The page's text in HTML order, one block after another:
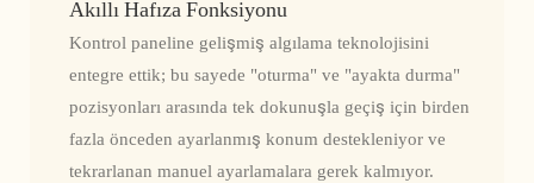
Akıllı Hafıza Fonksiyonu
Kontrol paneline gelişmiş algılama teknolojisini
entegre ettik; bu sayede "oturma" ve "ayakta durma"
pozisyonları arasında tek dokunuşla geçiş için birden
fazla önceden ayarlanmış konum destekleniyor ve
tekrarlanan manuel ayarlamalara gerek kalmıyor.